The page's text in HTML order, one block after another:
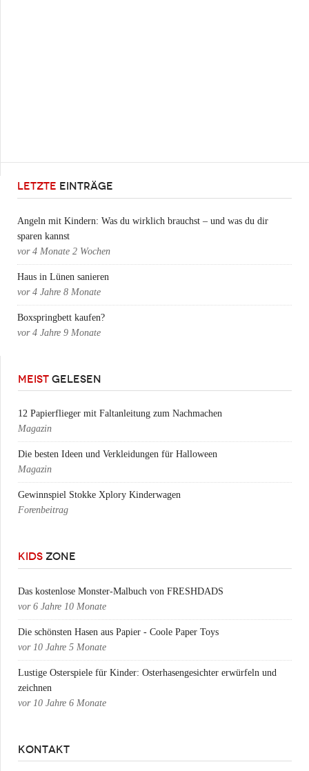
LETZTE EINTRÄGE
Angeln mit Kindern: Was du wirklich brauchst – und was du dir
sparen kannst
vor 4 Monate 2 Wochen
Haus in Lünen sanieren
vor 4 Jahre 8 Monate
Boxspringbett kaufen?
vor 4 Jahre 9 Monate
MEIST GELESEN
12 Papierflieger mit Faltanleitung zum Nachmachen
Magazin
Die besten Ideen und Verkleidungen für Halloween
Magazin
Gewinnspiel Stokke Xplory Kinderwagen
Forenbeitrag
KIDS ZONE
Das kostenlose Monster-Malbuch von FRESHDADS
vor 6 Jahre 10 Monate
Die schönsten Hasen aus Papier - Coole Paper Toys
vor 10 Jahre 5 Monate
Lustige Osterspiele für Kinder: Osterhasengesichter erwürfeln und
zeichnen
vor 10 Jahre 6 Monate
KONTAKT